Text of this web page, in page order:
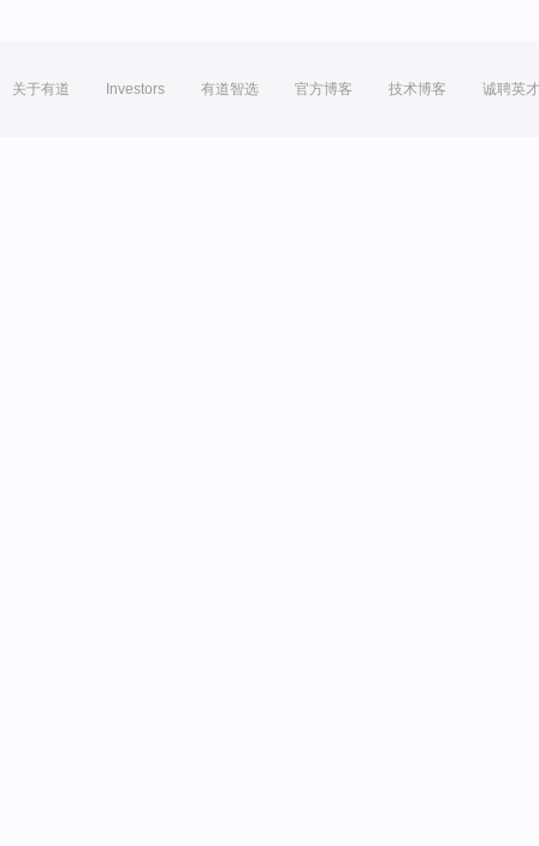
关于有道 Investors 有道智选 官方博客 技术博客 诚聘英才